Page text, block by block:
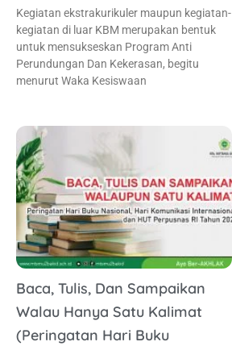
Kegiatan ekstrakurikuler maupun kegiatan-
kegiatan di luar KBM merupakan bentuk
untuk mensukseskan Program Anti
Perundungan Dan Kekerasan, begitu
menurut Waka Kesiswaan
Baca, Tulis, Dan Sampaikan
Walau Hanya Satu Kalimat
(Peringatan Hari Buku